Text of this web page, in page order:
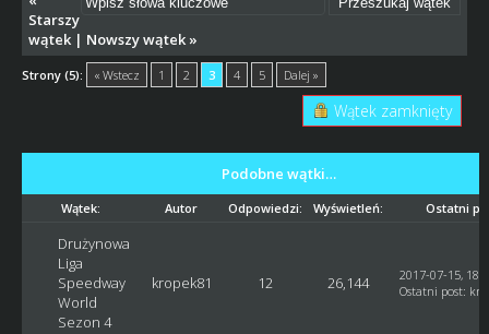
Starszy
wątek| Nowszy wątek»
Strony (5): « Wstecz 1 2 3 4 5 Dalej »
Wątek zamknięty
Podobne wątki…
Wątek: Autor Odpowiedzi: Wyświetleń: Ostatni
Drużynowa
Liga
Speedway
World
Sezon 4
kropek81 12 26,144
2017-07-15,
Ostatni post: